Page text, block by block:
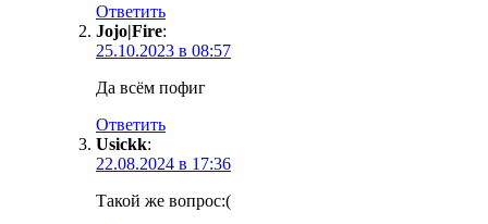
Ответить
Jojo|Fire:
25.10.2023 в 08:57
Да всём пофиг
Ответить
Usickk:
22.08.2024 в 17:36
Такой же вопрос:(